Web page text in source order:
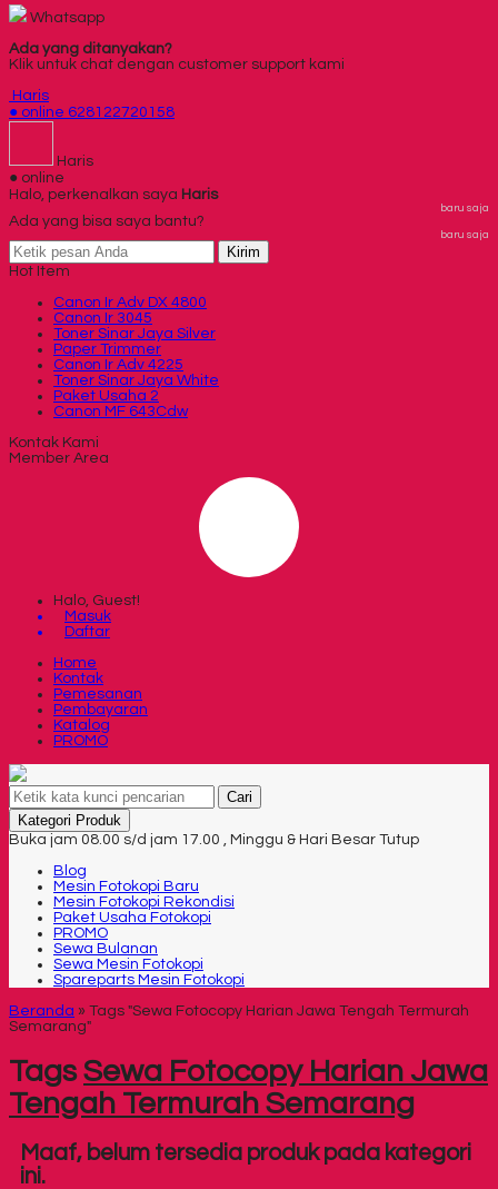
Whatsapp
Ada yang ditanyakan?
Klik untuk chat dengan customer support kami
Haris
● online 628122720158
Haris
● online
Halo, perkenalkan saya Haris
baru saja
Ada yang bisa saya bantu?
baru saja
Kirim
Hot Item
Canon Ir Adv DX 4800
Canon Ir 3045
Toner Sinar Jaya Silver
Paper Trimmer
Canon Ir Adv 4225
Toner Sinar Jaya White
Paket Usaha 2
Canon MF 643Cdw
Kontak Kami
Member Area
Halo, Guest!
Masuk
Daftar
Home
Kontak
Pemesanan
Pembayaran
Katalog
PROMO
Cari
Kategori Produk
Buka jam 08.00 s/d jam 17.00 , Minggu & Hari Besar Tutup
Blog
Mesin Fotokopi Baru
Mesin Fotokopi Rekondisi
Paket Usaha Fotokopi
PROMO
Sewa Bulanan
Sewa Mesin Fotokopi
Spareparts Mesin Fotokopi
Beranda » Tags "Sewa Fotocopy Harian Jawa Tengah Termurah
Semarang"
TagsSewa Fotocopy Harian Jawa
Tengah Termurah Semarang
Maaf, belum tersedia produk pada kategori
ini.